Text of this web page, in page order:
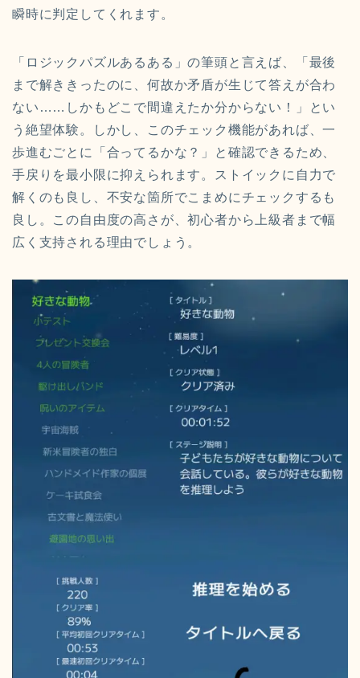
瞬時に判定してくれます。
「ロジックパズルあるある」の筆頭と言えば、「最後
まで解ききったのに、何故か矛盾が生じて答えが合わ
ない……しかもどこで間違えたか分からない！」とい
う絶望体験。しかし、このチェック機能があれば、一
歩進むごとに「合ってるかな？」と確認できるため、
手戻りを最小限に抑えられます。ストイックに自力で
解くのも良し、不安な箇所でこまめにチェックするも
良し。この自由度の高さが、初心者から上級者まで幅
広く支持される理由でしょう。